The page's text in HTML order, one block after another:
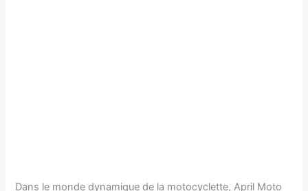
Dans le monde dynamique de la motocyclette, April Moto